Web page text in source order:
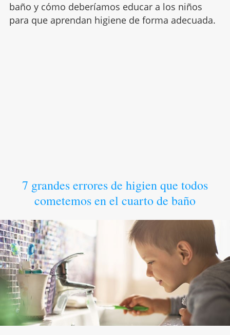
baño y cómo deberíamos educar a los niños
para que aprendan higiene de forma adecuada.
7 grandes errores de higien que todos
cometemos en el cuarto de baño